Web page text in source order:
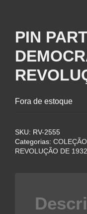
PIN
Fora de estoque
SKU: RV-2555
Categorias:
REVOLUÇÃO DE 1932